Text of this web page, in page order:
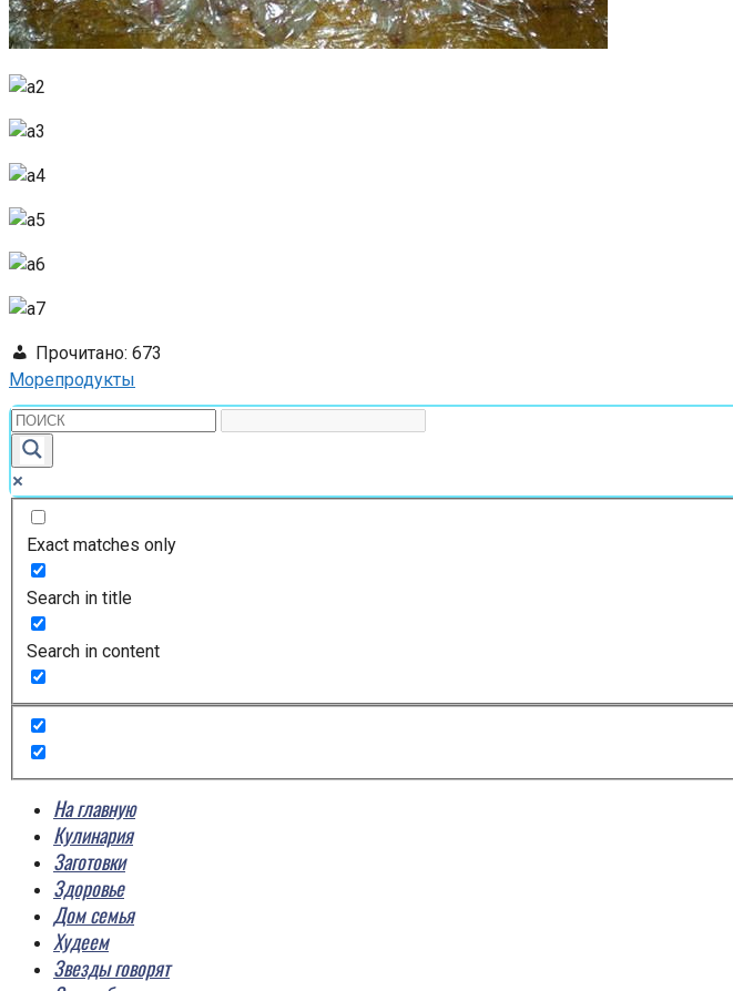
Прочитано: 673
Морепродукты
Exact matches only
Search in title
Search in content
На главную
Кулинария
Заготовки
Здоровье
Дом семья
Худеем
Звезды говорят